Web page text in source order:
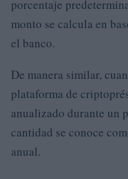
porcentaje
monto se calcula en
el banco.
De manera similar,
plataforma de
anualizado durante un
cantidad se conoce
anual.